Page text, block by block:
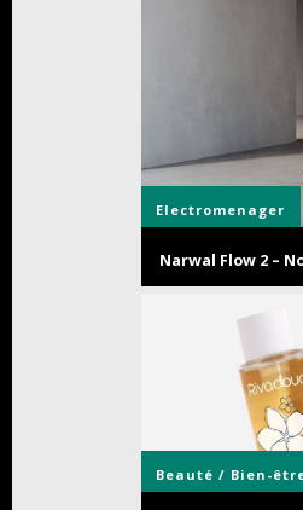
Electromenager
Narwal Flow 2 –
Beauté / Bien-